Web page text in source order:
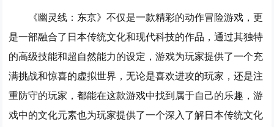
《幽灵线：东京》不仅是一款精彩的动作冒险游戏，更
是一部融合了日本传统文化和现代科技的作品，通过其独特
的高级技能和超自然能力的设定，游戏为玩家提供了一个充
满挑战和惊喜的虚拟世界，无论是喜欢进攻的玩家，还是注
重防守的玩家，都能在这款游戏中找到属于自己的乐趣，游
戏中的文化元素也为玩家提供了一个深入了解日本传统文化